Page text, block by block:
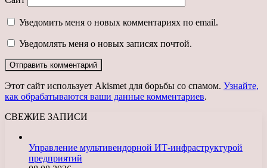
Уведомить меня о новых комментариях по email.
Уведомлять меня о новых записях почтой.
Этот сайт использует Akismet для борьбы со спамом. Узнайте,
как обрабатываются ваши данные комментариев.
СВЕЖИЕ ЗАПИСИ
Управление мультивендорной ИТ-инфраструктурой
предприятий